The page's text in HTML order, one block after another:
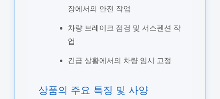
장에서의 안전 작업
차량 브레이크 점검 및 서스펜션 작
업
긴급 상황에서의 차량 임시 고정
상품의 주요 특징 및 사양